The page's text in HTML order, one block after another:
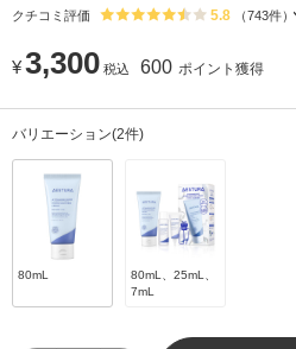
クチコミ評価 5.8 （743件）
¥3,300 税込 600 ポイント獲得
バリエーション(2件)
80mL
80mL、25mL、
7mL